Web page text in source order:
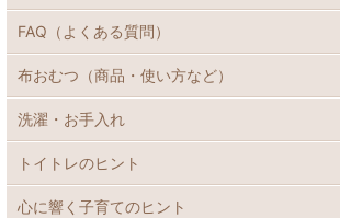
FAQ（よくある質問）
布おむつ（商品・使い方など）
洗濯・お手入れ
トイトレのヒント
心に響く子育てのヒント